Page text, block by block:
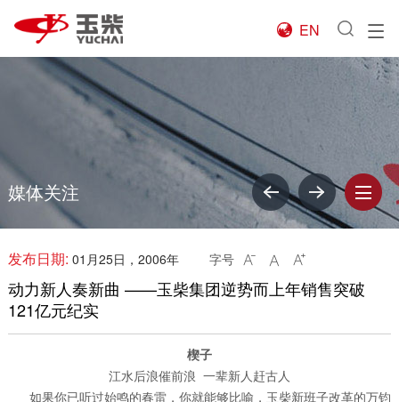

EN
媒体关注
发布日期: 01月25日，2006年 字号   
动力新人奏新曲 ——玉柴集团逆势而上年销售突破
121亿元纪实
楔子
江水后浪催前浪 一辈新人赶古人
如果你已听过始鸣的春雷，你就能够比喻，玉柴新班子改革的万钧